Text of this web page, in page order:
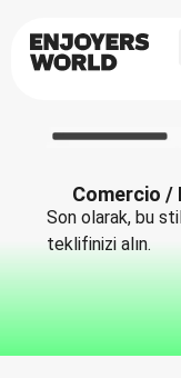
Comercio /
Son olarak, bu
teklifinizi alın.